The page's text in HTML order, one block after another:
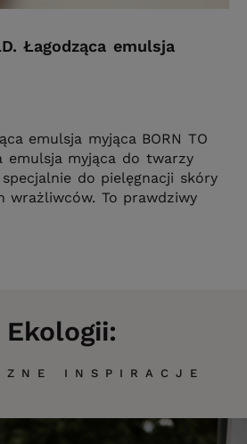
Łagodząca emulsja
emulsja myjąca BORN TO
emulsja myjąca do twarzy
do pielęgnacji skóry
wrażliwców. To prawdziwy
Ekologii:
INSPIRACJE